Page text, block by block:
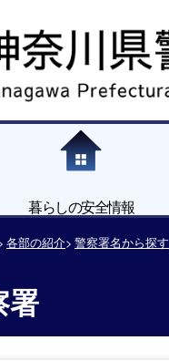
暮らしの安全情報
各部の紹介 警察署名から探す
署